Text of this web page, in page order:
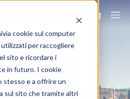
cookie sul computer
per raccogliere
sito e ricordare i
in futuro. I cookie
stesso e a offrire un
sul sito che tramite altri